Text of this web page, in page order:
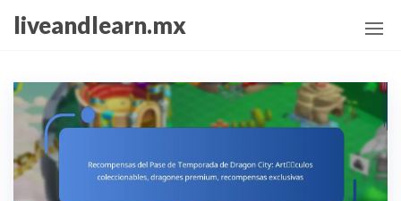
Skip
content
liveandlearn.mx